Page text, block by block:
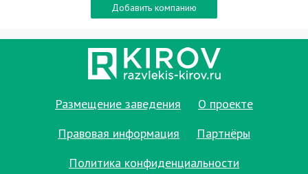
Добавить компанию
Размещение заведения
О проекте
Правовая информация
Партнёры
Политика конфиденциальности